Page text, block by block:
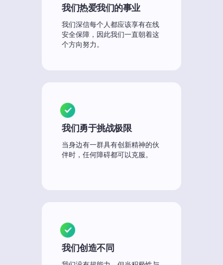
我们热爱我们的事业
我们深信每个人都应该享有在线
安全保障，因此我们一直朝着这
个方向努力。
我们勇于挑战极限
当身边有一群具有创新精神的伙
伴时，任何障碍都可以克服。
我们创造不同